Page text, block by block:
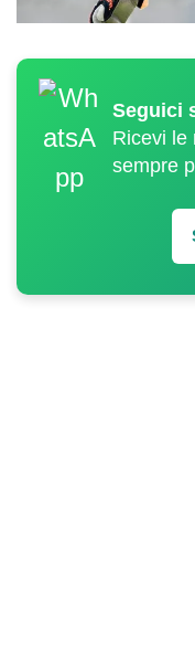
Seguici
Ricevi le
sempre